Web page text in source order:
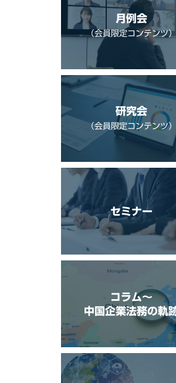
月例会
（会員限定コンテンツ）
研究会
（会員限定コンテンツ）
セミナー
コラム〜
中国企業法務の軌